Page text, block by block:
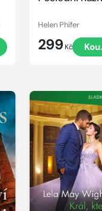
Helen Phifer
299 Kč